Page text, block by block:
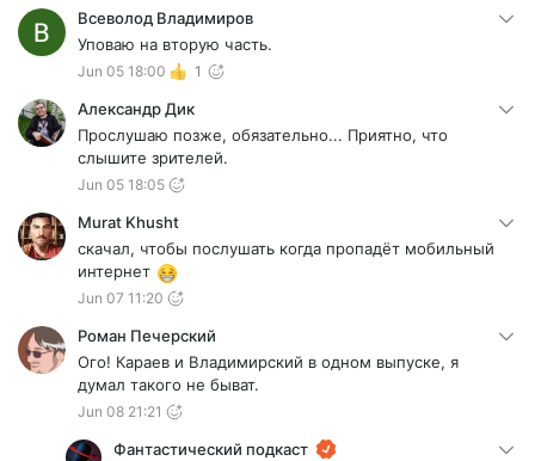
Всеволод Владимиров
Уповаю на вторую часть.
Jun 05 18:00 1
Александр Дик
Прослушаю позже, обязательно... Приятно, что
слышите зрителей.
Jun 05 18:05
Murat Khusht
скачал, чтобы послушать когда пропадёт мобильный
интернет
Jun 07 11:20
Роман Печерский
Ого! Караев и Владимирский в одном выпуске, я
думал такого не быват.
Jun 08 21:21
Фантастический подкаст